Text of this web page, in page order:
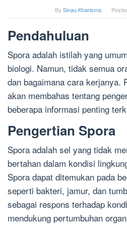
By Sinau Kharisma
Pendahuluan
Spora adalah istilah yang
biologi. Namun, tidak semua
dan bagaimana cara kerjanya.
akan membahas tentang
beberapa informasi penting
Pengertian Spora
Spora adalah sel yang tidak
bertahan dalam kondisi
Spora dapat ditemukan pada
seperti bakteri, jamur, dan
sebagai respons terhadap
mendukung pertumbuhan